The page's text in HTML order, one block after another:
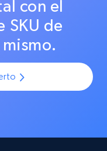
price,
con el
SKU de